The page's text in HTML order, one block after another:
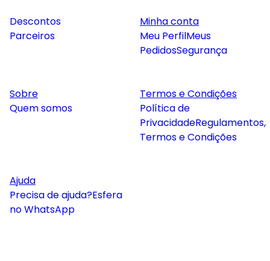
Descontos
Parceiros
Minha conta
Meu PerfilMeus
PedidosSegurança
Sobre
Quem somos
Termos e Condições
Política de
PrivacidadeRegulamentos,
Termos e Condições
Ajuda
Precisa de ajuda?Esfera
no WhatsApp